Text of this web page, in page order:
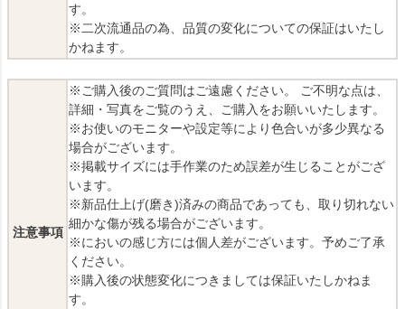
す。
※二次流通品の為、品質の変化についての保証はいたし
かねます。
注意事項
※ご購入後のご質問はご遠慮ください。 ご不明な点は、
詳細・写真をご覧のうえ、ご購入をお願いいたします。
※お使いのモニターや設定等により色合いが多少異なる
場合がございます。
※掲載サイズには手作業のため誤差が生じることがござ
います。
※新品仕上げ(磨き)済みの商品であっても、取り切れない
細かな傷が残る場合がございます。
※においの感じ方には個人差がございます。予めご了承
ください。
※購入後の状態変化につきましては保証いたしかねま
す。